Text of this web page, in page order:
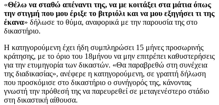
«Θέλω να σταθώ απέναντι της, να με κοιτάξει στα μάτια όπως
την στιγμή που μου έριξε το βιτριόλι και να μου εξηγήσει τι της
έκανα» δήλωσε το θύμα, αναφορικά με την παρουσία της στο
δικαστήριο.
Η κατηγορούμενη έχει ήδη συμπληρώσει 15 μήνες προσωρινής
κράτησης, με το όριο του 18μήνου να μην επιτρέπει καθυστερήσεις
για την ετυμηγορία των δικαστών. «Θα παραβρεθώ στη συνέχεια
της διαδικασίας», ανέφερε η κατηγορούμενη, σε γραπτή δήλωση
που προσκόμισε στο δικαστήριο ο συνήγορός της, κάνοντας
γνωστή την πρόθεσή της να παρευρεθεί σε μεταγενέστερο στάδιο
στη δικαστική αίθουσα.